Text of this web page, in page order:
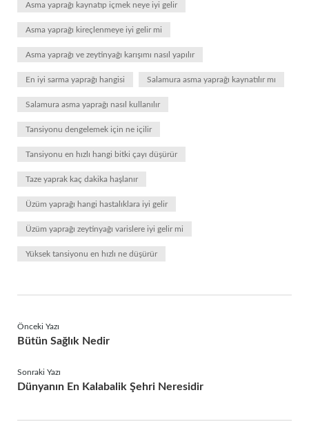
Asma yaprağı kaynatıp içmek neye iyi gelir
Asma yaprağı kireçlenmeye iyi gelir mi
Asma yaprağı ve zeytinyağı karışımı nasıl yapılır
En iyi sarma yaprağı hangisi Salamura asma yaprağı kaynatılır mı
Salamura asma yaprağı nasıl kullanılır
Tansiyonu dengelemek için ne içilir
Tansiyonu en hızlı hangi bitki çayı düşürür
Taze yaprak kaç dakika haşlanır
Üzüm yaprağı hangi hastalıklara iyi gelir
Üzüm yaprağı zeytinyağı varislere iyi gelir mi
Yüksek tansiyonu en hızlı ne düşürür
Önceki Yazı
Bütün Sağlık Nedir
Sonraki Yazı
Dünyanın En Kalabalik Şehri Neresidir